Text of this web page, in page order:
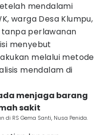
mendalami
warga Desa Klumpu,
perlawanan
menyebut
melalui metode
mendalam di
menjaga barang
sakit
RS Gema Santi, Nusa Penida.